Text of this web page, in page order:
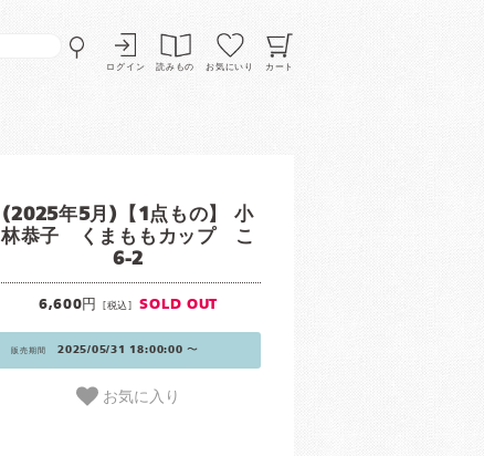
ログイン 読みもの お気にいり カート
(2025年5月)【1点もの】 小
林恭子 くまももカップ こ
6-2
6,600円 [税込] SOLD OUT
販売期間 2025/05/31 18:00:00 〜
お気に入り